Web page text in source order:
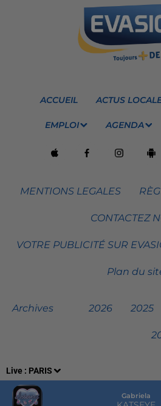
Live : PARIS
Gabriela
ACCUEIL ACTUS
EMPLOI AGENDA
MENTIONS LEGALES
CONTACTEZ
VOTRE PUBLICITÉ SUR
Plan du
Archives 2026 2025